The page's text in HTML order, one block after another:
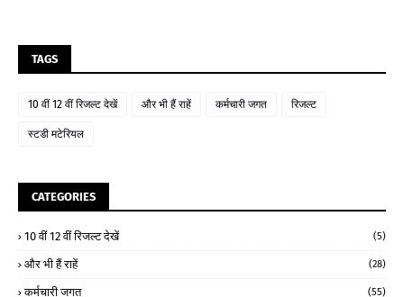
TAGS
10 वीं 12 वीं रिजल्ट देखें और भी हैं राहें कर्मचारी जगत रिजल्ट
स्टडी मटेरियल
CATEGORIES
10 वीं 12 वीं रिजल्ट देखें (5)
और भी हैं राहें (28)
कर्मचारी जगत (55)